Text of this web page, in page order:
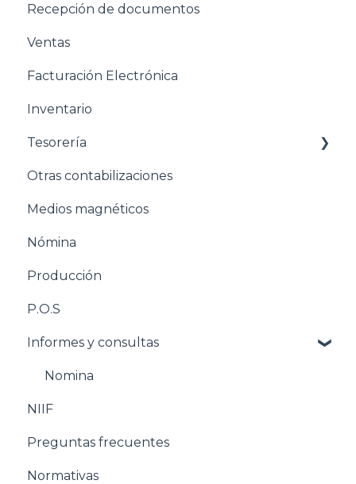
Estructuración General
Estructuración Contabilidad
Estructuración Compras
Estructuración Ventas
Estructuración Inventarios
Estructuración Tesorería
Pasos para configurar la Nómina
Estructuración Nómina
Pasos para configurar Producción
Estructuración Producción
Pasos para configurar POS
Estructuración POS
Estructuración Utilitarios
Recepción de documentos
Ventas
Facturación Electrónica
Inventario
Tesorería
Conciliacion bancaria
Otras contabilizaciones
Medios magnéticos
Nómina
Producción
P.O.S
Informes y consultas
Nomina
NIIF
Preguntas frecuentes
Normativas